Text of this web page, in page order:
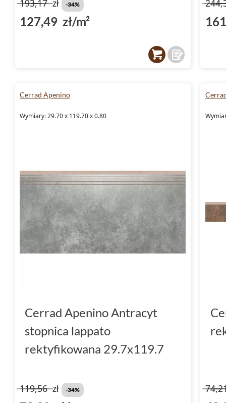
193,17zł -34%
127,49 zł/m²
Cerrad Apenino
Wymiary: 29.70 x 119.70 x 0.80
Cerrad Apenino Antracyt
stopnica lappato
rektyfikowana 29.7x119.7
119,56zł -34%